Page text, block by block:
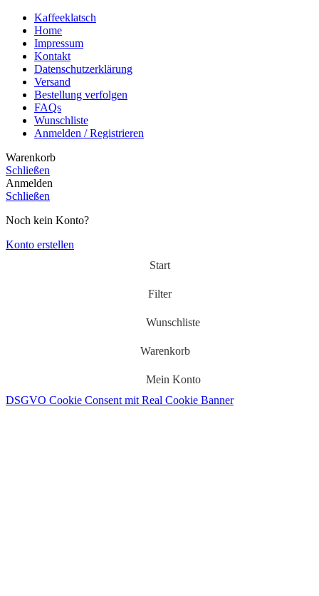
Kaffeeklatsch
Home
Impressum
Kontakt
Datenschutzerklärung
Versand
Bestellung verfolgen
FAQs
Wunschliste
Anmelden / Registrieren
Warenkorb
Schließen
Anmelden
Schließen
Noch kein Konto?
Konto erstellen
Start
Filter
Wunschliste
Warenkorb
Mein Konto
DSGVO Cookie Consent mit Real Cookie Banner